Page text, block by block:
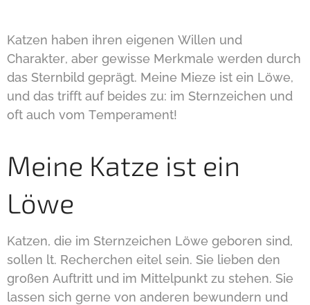
Katzen haben ihren eigenen Willen und
Charakter, aber gewisse Merkmale werden durch
das Sternbild geprägt. Meine Mieze ist ein Löwe,
und das trifft auf beides zu: im Sternzeichen und
oft auch vom Temperament!
Meine Katze ist ein
Löwe
Katzen, die im Sternzeichen Löwe geboren sind,
sollen lt. Recherchen eitel sein. Sie lieben den
großen Auftritt und im Mittelpunkt zu stehen. Sie
lassen sich gerne von anderen bewundern und